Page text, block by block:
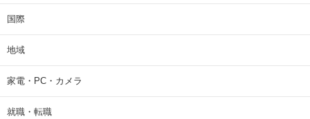
国際
地域
家電・PC・カメラ
就職・転職